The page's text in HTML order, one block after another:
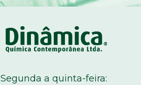
Segunda a quinta-feira: